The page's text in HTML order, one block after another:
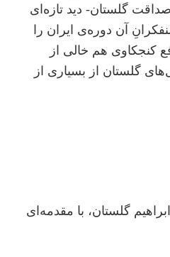
گلستان- دید تازه‌ای
آن دوره‌ی ایران را
کنجکاوی هم خالی از
گلستان از بسیاری از
گلستان، با مقدمه‌ای